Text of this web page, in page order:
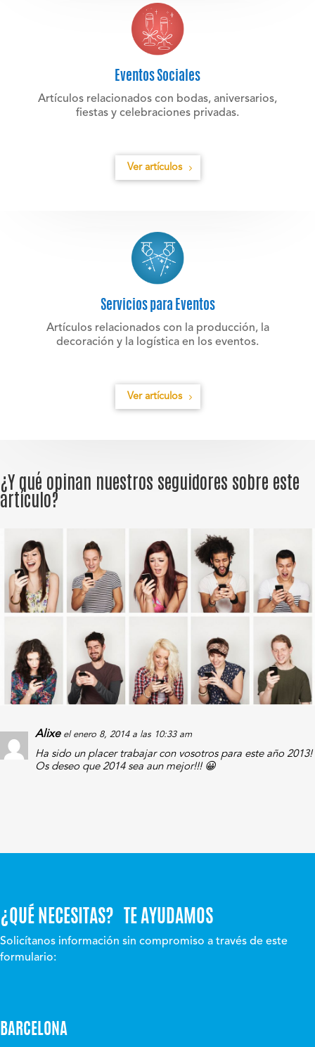
Eventos Sociales
Artículos relacionados con bodas, aniversarios,
fiestas y celebraciones privadas.
Ver artículos
Servicios para Eventos
Artículos relacionados con la producción, la
decoración y la logística en los eventos.
Ver artículos
¿Y qué opinan nuestros seguidores sobre este
artículo?
Alixe el enero 8, 2014 a las 10:33 am
Ha sido un placer trabajar con vosotros para este año 2013!
Os deseo que 2014 sea aun mejor!!! 😀
¿QUÉ NECESITAS? TE AYUDAMOS
Solicítanos información sin compromiso a través de este
formulario:
BARCELONA